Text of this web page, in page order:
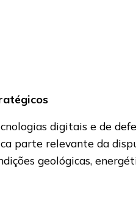
digitais e de
parte relevante da
geológicas,